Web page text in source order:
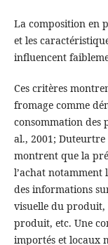
La composition en
et les
influencent
Ces critères
fromage comme
consommation des
al., 2001; Duteurtre
montrent que la
l’achat notamment
des informations
visuelle du produit,
produit, etc. Une
importés et locaux